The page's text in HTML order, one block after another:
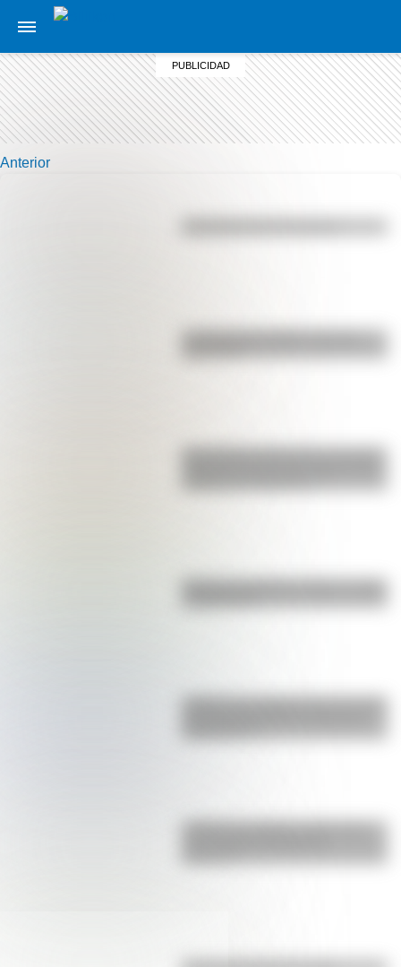
Anterior
San Clemente del Tuyú: conocé la
visitadas de Argentina
Bandera de Bolivia: historia, origen
¿Sabías que Argentina tuvo la torre
Sudamérica?
¿Sabías que Buenos Aires tiene
Romano?